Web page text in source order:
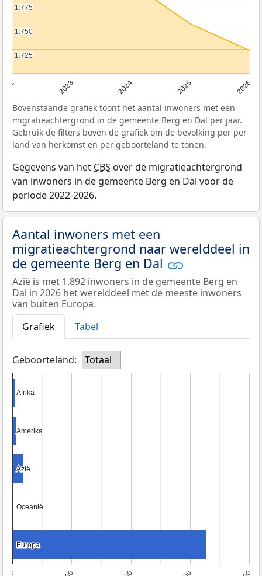
2023 2024 2025 2026
1.725
1.725
1.750
1.750
1.775
1.775
Bovenstaande grafiek toont het aantal inwoners met een
migratieachtergrond in de gemeente Berg en Dal per jaar.
Gebruik de filters boven de grafiek om de bevolking per per
land van herkomst en per geboorteland te tonen.
Gegevens van hetCBS over de migratieachtergrond
van inwoners in de gemeente Berg en Dal voor de
periode 2022-2026.
Aantal inwoners met een
migratieachtergrond naar werelddeel in
de gemeente Berg en Dal
Azië is met 1.892 inwoners in de gemeente Berg en
Dal in 2026 het werelddeel met de meeste inwoners
van buiten Europa.
Grafiek
Tabel
Geboorteland: Totaal
0
Afrika
Afrika
Amerika
Amerika
Azië
Azië
Oceanië
Oceanië
Europa
Europa